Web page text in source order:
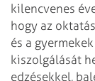
kilencvenes
hogy az
és a
kiszolgálását
edzésekkel,